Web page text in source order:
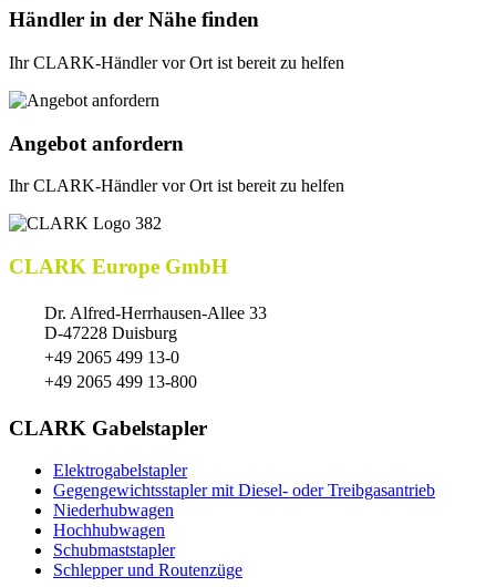
Händler in der Nähe finden
Ihr CLARK-Händler vor Ort ist bereit zu helfen
Angebot anfordern
Ihr CLARK-Händler vor Ort ist bereit zu helfen
CLARK Europe GmbH
Dr. Alfred-Herrhausen-Allee 33
D-47228 Duisburg
+49 2065 499 13-0
+49 2065 499 13-800
CLARK Gabelstapler
Elektrogabelstapler
Gegengewichtsstapler mit Diesel- oder Treibgasantrieb
Niederhubwagen
Hochhubwagen
Schubmaststapler
Schlepper und Routenzüge